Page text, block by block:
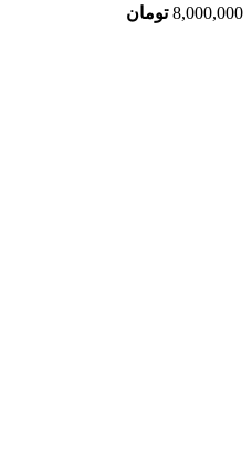
8,000,000 تومان